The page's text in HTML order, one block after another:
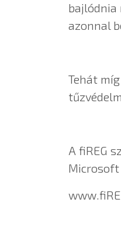
bajlódnia
azonnal
Tehát
A fiREG
Microsoft